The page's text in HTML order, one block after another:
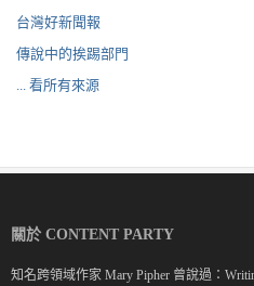
台灣好新聞報
傳說中的挨踢部門
... 看所有來源
關於 CONTENT PARTY
知名跨領域作家 Mary Pipher 曾說過：